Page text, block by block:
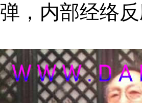
弹，内部经络